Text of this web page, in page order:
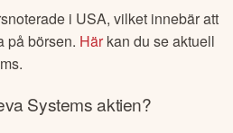
i USA, vilket innebär att
på börsen. Härkan du se aktuell
.
Systemsaktien?